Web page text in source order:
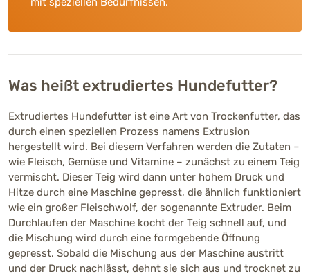
Was heißt extrudiertes Hundefutter?
Extrudiertes Hundefutter ist eine Art von Trockenfutter, das
durch einen speziellen Prozess namens Extrusion
hergestellt wird. Bei diesem Verfahren werden die Zutaten –
wie Fleisch, Gemüse und Vitamine – zunächst zu einem Teig
vermischt. Dieser Teig wird dann unter hohem Druck und
Hitze durch eine Maschine gepresst, die ähnlich funktioniert
wie ein großer Fleischwolf, der sogenannte Extruder. Beim
Durchlaufen der Maschine kocht der Teig schnell auf, und
die Mischung wird durch eine formgebende Öffnung
gepresst. Sobald die Mischung aus der Maschine austritt
und der Druck nachlässt, dehnt sie sich aus und trocknet zu